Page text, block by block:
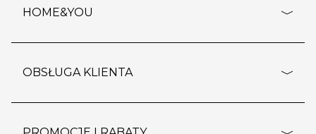
HOME&YOU
o firmie
OBSŁUGA KLIENTA
dostawy i płatność